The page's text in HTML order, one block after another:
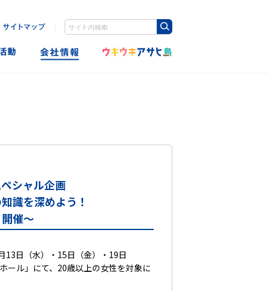
Write your search query here
シャル企画
識を深めよう！
催～
13日（水）・15日（金）・19日
ール」にて、20歳以上の女性を対象に